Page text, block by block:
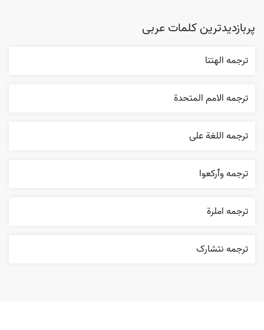
پربازدیدترین کلمات عربی
ترجمه الهتنا
ترجمه الامم المتحدة
ترجمه اللغة علی
ترجمه وٱرکعوا
ترجمه املرة
ترجمه نتشارک